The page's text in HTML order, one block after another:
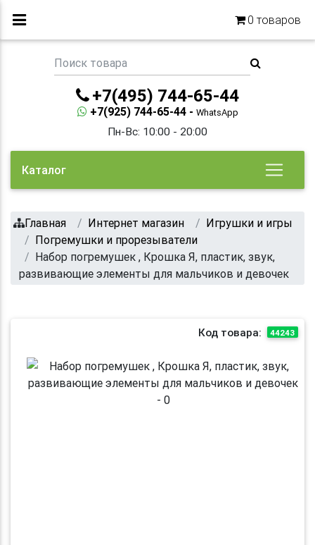
0 товаров
+7(495) 744-65-44
+7(925) 744-65-44 - WhatsApp
Пн-Вс: 10:00 - 20:00
Каталог
Главная Интернет магазин
Игрушки и игры
Погремушки и прорезыватели
Набор погремушек , Крошка Я, пластик, звук,
развивающие элементы для мальчиков и девочек
Код товара: 44243